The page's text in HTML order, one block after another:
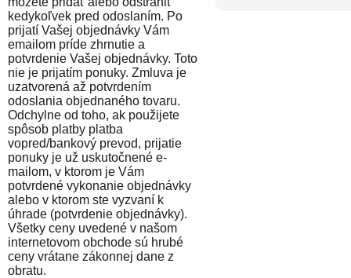
kedykoľvek pred odoslaním. Po
prijatí Vašej objednávky Vám
emailom príde zhrnutie a
potvrdenie Vašej objednávky. Toto
nie je prijatím ponuky. Zmluva je
uzatvorená až potvrdením
odoslania objednaného tovaru.
Odchylne od toho, ak použijete
spôsob platby platba
vopred/bankový prevod, prijatie
ponuky je už uskutočnené e-
mailom, v ktorom je Vám
potvrdené vykonanie objednávky
alebo v ktorom ste vyzvaní k
úhrade (potvrdenie objednávky).
Všetky ceny uvedené v našom
internetovom obchode sú hrubé
ceny vrátane zákonnej dane z
obratu.